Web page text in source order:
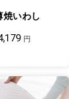
焼いわし
円